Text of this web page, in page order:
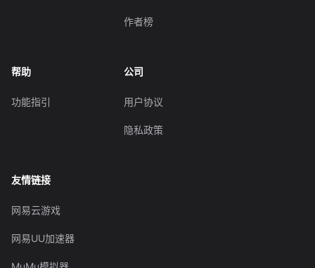
作者榜
帮助
功能指引
公司
用户协议
隐私政策
友情链接
网易云游戏
网易UU加速器